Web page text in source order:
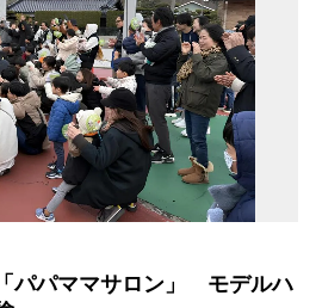
パパママサロン」 モデルハ